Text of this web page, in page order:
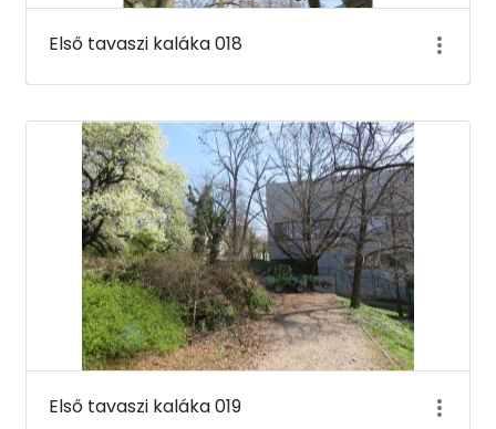
Első tavaszi kaláka 018
Első tavaszi kaláka 019